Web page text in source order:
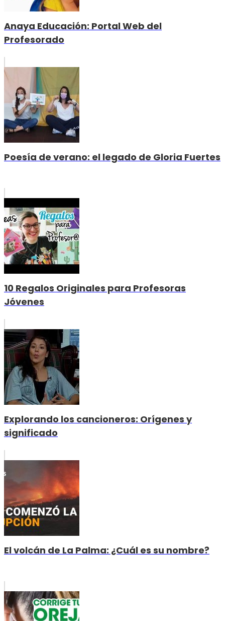
Anaya Educación: Portal Web del
Profesorado
Poesía de verano: el legado de Gloria Fuertes
10 Regalos Originales para Profesoras
Jóvenes
Explorando los cancioneros: Orígenes y
significado
El volcán de La Palma: ¿Cuál es su nombre?